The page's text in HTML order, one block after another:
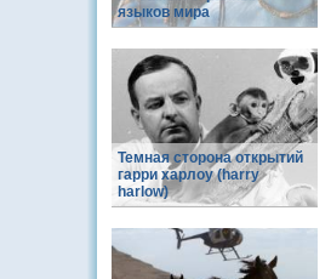
языков мира
Темная сторона открытий
гарри харлоу (harry
harlow)